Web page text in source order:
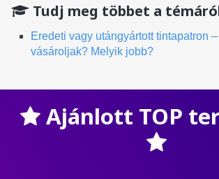
Tudj meg többet a
Eredeti vagy utángyártott tintapatron
vásároljak? Melyik jobb?
Ajánlott TOP